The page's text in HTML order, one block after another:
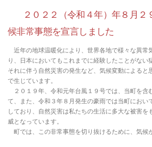
２０２２（令和４年）年８月
候非常事態を宣言しました
近年の地球温暖化により、世界各地で様々な異常
り、日本においてもこれまでに経験したことがない
それに伴う自然災害の発生など、気候変動によると
で生じています。
２０１９年、令和元年台風１９号では、当町を含
て、また、令和３年８月発生の豪雨では当町におい
しており、自然災害は私たちの生活に多大な被害を
威となっています。
町では、この非常事態を切り抜けるために、気候